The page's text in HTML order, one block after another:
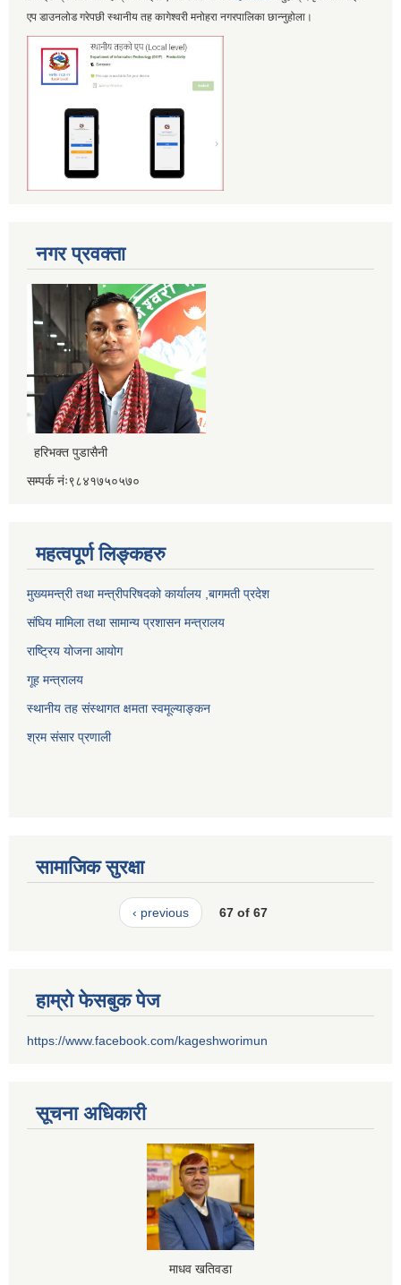
एप डाउनलोड गरेपछी स्थानीय तह कागेश्वरी मनोहरा नगरपालिका छान्नुहोला।
नगर प्रवक्ता
हरिभक्त पुडासैनी
सम्पर्क नंः९८४१७५०५७०
महत्वपूर्ण लिङ्कहरु
मुख्यमन्त्री तथा मन्त्रीपरिषदको कार्यालय ,बागमती प्रदेश
संघिय मामिला तथा सामान्य प्रशासन मन्त्रालय
राष्ट्रिय योजना आयोग
गूह मन्त्रालय
स्थानीय तह संस्थागत क्षमता स्वमूल्याङ्कन
श्रम संसार प्रणाली
सामाजिक सुरक्षा
‹ previous 67 of 67
हाम्रो फेसबुक पेज
https://www.facebook.com/kageshworimun
सूचना अधिकारी
माधव खतिवडा